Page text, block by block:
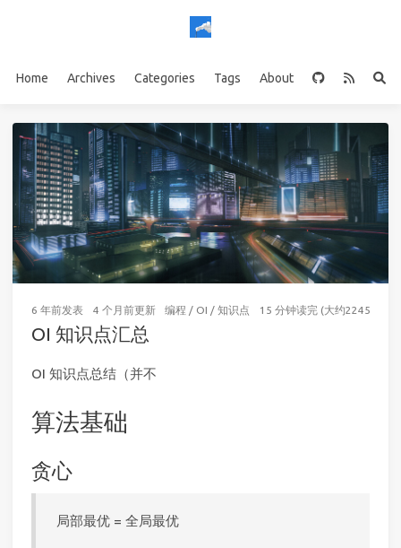
Home Archives Categories Tags About
6 年前发表 4 个月前更新 编程 / OI / 知识点 15 分钟读完 (大约2245个字)
OI 知识点汇总
OI 知识点总结（并不
算法基础
贪心
局部最优 = 全局最优